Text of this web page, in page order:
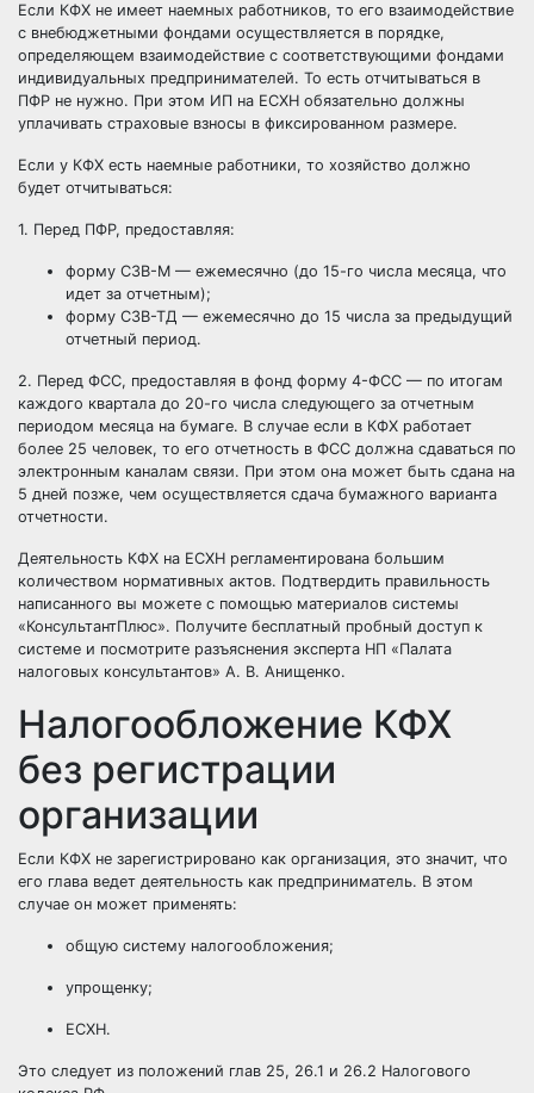
Если КФХ не имеет наемных работников, то его взаимодействие
с внебюджетными фондами осуществляется в порядке,
определяющем взаимодействие с соответствующими фондами
индивидуальных предпринимателей. То есть отчитываться в
ПФР не нужно. При этом ИП на ЕСХН обязательно должны
уплачивать страховые взносы в фиксированном размере.
Если у КФХ есть наемные работники, то хозяйство должно
будет отчитываться:
1. Перед ПФР, предоставляя:
форму СЗВ-М — ежемесячно (до 15-го числа месяца, что
идет за отчетным);
форму СЗВ-ТД — ежемесячно до 15 числа за предыдущий
отчетный период.
2. Перед ФСС, предоставляя в фонд форму 4-ФСС — по итогам
каждого квартала до 20-го числа следующего за отчетным
периодом месяца на бумаге. В случае если в КФХ работает
более 25 человек, то его отчетность в ФСС должна сдаваться по
электронным каналам связи. При этом она может быть сдана на
5 дней позже, чем осуществляется сдача бумажного варианта
отчетности.
Деятельность КФХ на ЕСХН регламентирована большим
количеством нормативных актов. Подтвердить правильность
написанного вы можете с помощью материалов системы
«КонсультантПлюс». Получите бесплатный пробный доступ к
системе и посмотрите разъяснения эксперта НП «Палата
налоговых консультантов» А. В. Анищенко.
Налогообложение КФХ
без регистрации
организации
Если КФХ не зарегистрировано как организация, это значит, что
его глава ведет деятельность как предприниматель. В этом
случае он может применять:
общую систему налогообложения;
упрощенку;
ЕСХН.
Это следует из положений глав 25, 26.1 и 26.2 Налогового